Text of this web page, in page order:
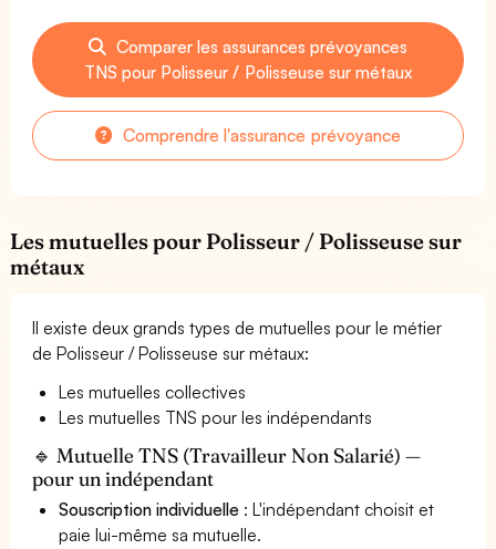
Comparer les assurances prévoyances
TNS pour Polisseur / Polisseuse sur métaux
Comprendre l'assurance prévoyance
Les mutuelles pour Polisseur / Polisseuse sur
métaux
Il existe deux grands types de mutuelles pour le métier
de Polisseur / Polisseuse sur métaux:
Les mutuelles collectives
Les mutuelles TNS pour les indépendants
🔹 Mutuelle TNS (Travailleur Non Salarié) —
pour un indépendant
Souscription individuelle : L'indépendant choisit et
paie lui-même sa mutuelle.